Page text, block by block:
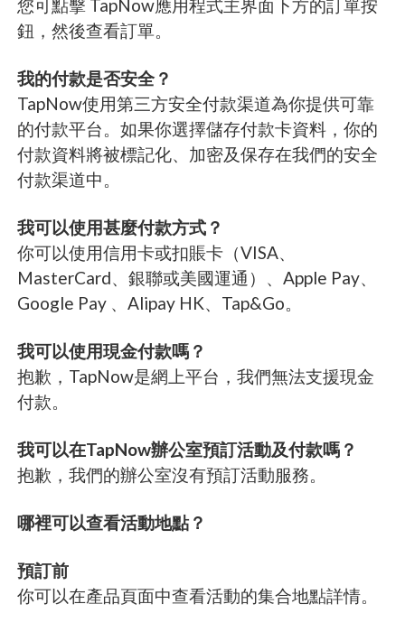
您可點擊 TapNow應用程式主界面下方的訂單按
鈕，然後查看訂單。
我的付款是否安全？
TapNow使用第三方安全付款渠道為你提供可靠
的付款平台。如果你選擇儲存付款卡資料，你的
付款資料將被標記化、加密及保存在我們的安全
付款渠道中。
我可以使用甚麼付款方式？
你可以使用信用卡或扣賬卡（VISA、
MasterCard、銀聯或美國運通）、Apple Pay、
Google Pay 、Alipay HK、Tap&Go。
我可以使用現金付款嗎？
抱歉，TapNow是網上平台，我們無法支援現金
付款。
我可以在TapNow辦公室預訂活動及付款嗎？
抱歉，我們的辦公室沒有預訂活動服務。
哪裡可以查看活動地點？
預訂前
你可以在產品頁面中查看活動的集合地點詳情。